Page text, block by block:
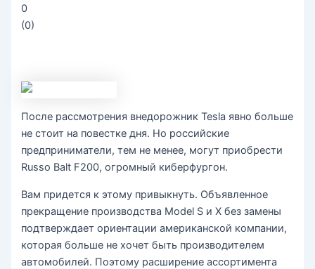
0
(0)
После рассмотрения внедорожник Tesla явно больше
не стоит на повестке дня. Но российские
предприниматели, тем не менее, могут приобрести
Russo Balt F200, огромный киберфургон.
Вам придется к этому привыкнуть. Объявленное
прекращение производства Model S и X без замены
подтверждает ориентации американской компании,
которая больше не хочет быть производителем
автомобилей. Поэтому расширение ассортимента